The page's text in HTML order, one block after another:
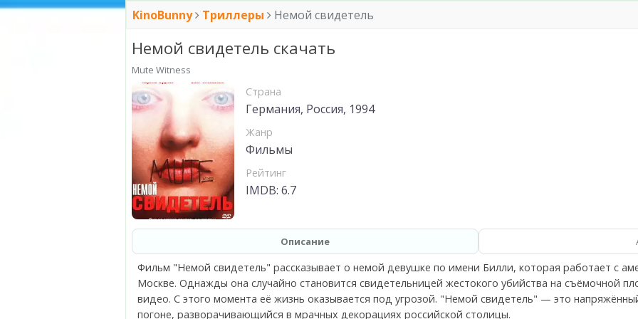
KinoBunny Триллеры Немой свидетель
Немой свидетель скачать
Mute Witness
Страна
Германия, Россия, 1994
Жанр
Фильмы
Рейтинг
IMDB: 6.7
Описание
Фильм "Немой свидетель" рассказывает о немой девушке по имени Билли, которая работает с
Москве. Однажды она случайно становится свидетельницей жестокого убийства на съёмочной
видео. С этого момента её жизнь оказывается под угрозой. "Немой свидетель" — это
погоне, разворачивающийся в мрачных декорациях российской столицы.